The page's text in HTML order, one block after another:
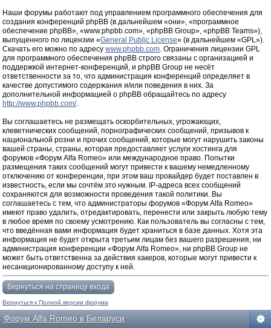
Наши форумы работают под управлением программного обеспечения для
создания конференций phpBB (в дальнейшем «они», «программное
обеспечение phpBB», «www.phpbb.com», «phpBB Group», «phpBB Teams»),
выпущенного по лицензии «General Public License» (в дальнейшем «GPL»).
Скачать его можно по адресу www.phpbb.com. Ограничения лицензии GPL
для программного обеспечения phpBB строго связаны с организацией и
поддержкой интернет-конференций, и phpBB Group не несёт
ответственности за то, что администрация конференций определяет в
качестве допустимого содержания и/или поведения в них. За
дополнительной информацией о phpBB обращайтесь по адресу
http://www.phpbb.com/.
Вы соглашаетесь не размещать оскорбительных, угрожающих,
клеветнических сообщений, порнографических сообщений, призывов к
национальной розни и прочих сообщений, которые могут нарушить законы
вашей страны, страны, которая предоставляет услуги хостинга для
форумов «Форум Alfa Romeo» или международное право. Попытки
размещения таких сообщений могут привести к вашему немедленному
отключению от конференции, при этом ваш провайдер будет поставлен в
известность, если мы сочтём это нужным. IP-адреса всех сообщений
сохраняются для возможности проведения такой политики. Вы
соглашаетесь с тем, что администраторы форумов «Форум Alfa Romeo»
имеют право удалить, отредактировать, перенести или закрыть любую тему
в любое время по своему усмотрению. Как пользователь вы согласны с тем,
что введённая вами информация будет храниться в базе данных. Хотя эта
информация не будет открыта третьим лицам без вашего разрешения, ни
администрация конференции «Форум Alfa Romeo», ни phpBB Group не
может быть ответственна за действия хакеров, которые могут привести к
несанкционированному доступу к ней.
Вернуться на страницу входа
Вернуться к Полной версии форума
Форум Alfa Romeo в Беларуси